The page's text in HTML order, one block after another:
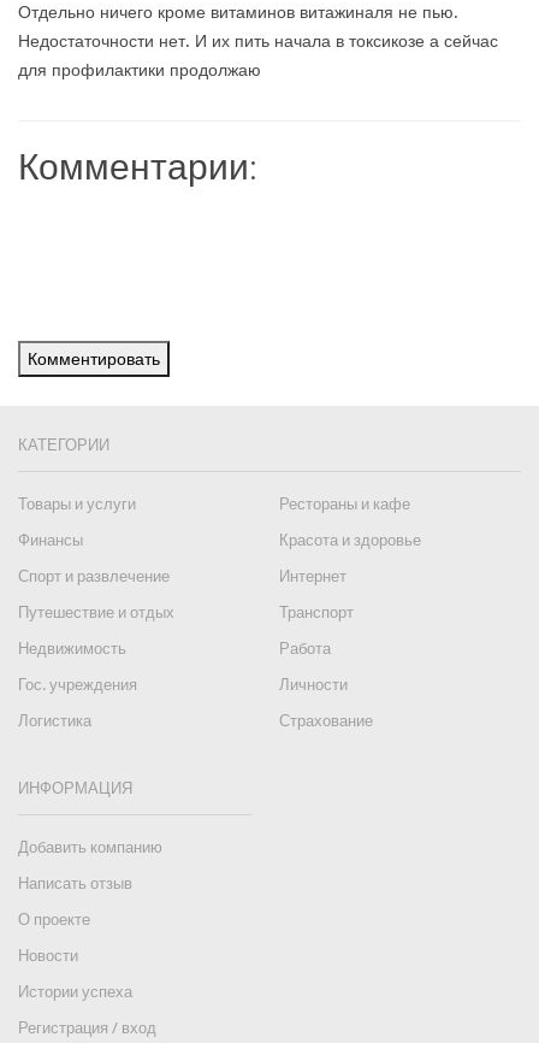
Отдельно ничего кроме витаминов витажиналя не пью.
Недостаточности нет. И их пить начала в токсикозе а сейчас
для профилактики продолжаю
Комментарии:
Комментировать
КАТЕГОРИИ
Товары и услуги
Рестораны и кафе
Финансы
Красота и здоровье
Спорт и развлечение
Интернет
Путешествие и отдых
Транспорт
Недвижимость
Работа
Гос. учреждения
Личности
Логистика
Страхование
ИНФОРМАЦИЯ
Добавить компанию
Написать отзыв
О проекте
Новости
Истории успеха
Регистрация / вход